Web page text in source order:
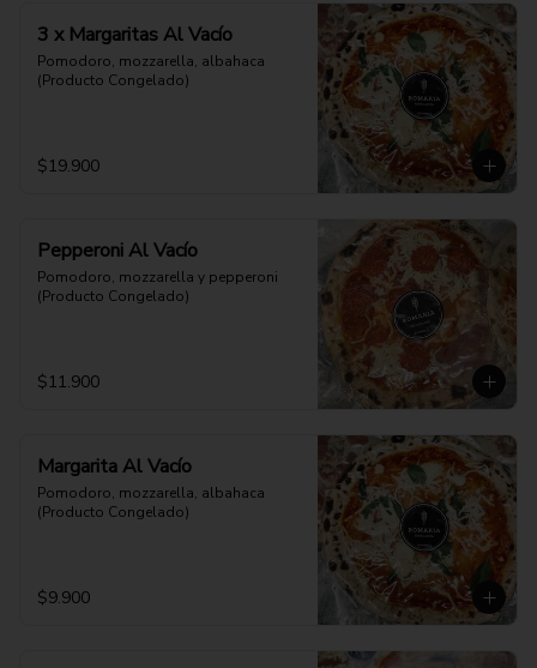
3 x Margaritas Al Vacío
Pomodoro, mozzarella, albahaca
(Producto Congelado)
$19.900
Pepperoni Al Vacío
Pomodoro, mozzarella y pepperoni
(Producto Congelado)
$11.900
Margarita Al Vacío
Pomodoro, mozzarella, albahaca
(Producto Congelado)
$9.900